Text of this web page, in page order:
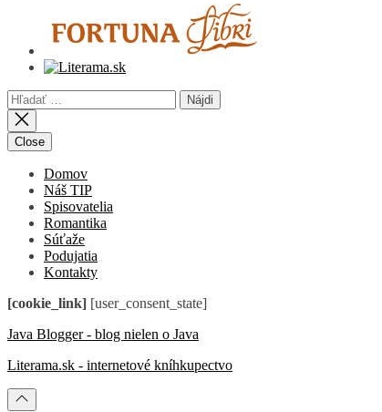
Hľadať:
Close
Domov
Náš TIP
Spisovatelia
Romantika
Súťaže
Podujatia
Kontakty
[cookie_link] [user_consent_state]
Java Blogger - blog nielen o Java
Literama.sk - internetové kníhkupectvo